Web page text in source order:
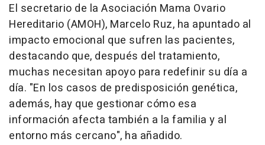
El secretario de la Asociación Mama Ovario
Hereditario (AMOH), Marcelo Ruz, ha apuntado al
impacto emocional que sufren las pacientes,
destacando que, después del tratamiento,
muchas necesitan apoyo para redefinir su día a
día. "En los casos de predisposición genética,
además, hay que gestionar cómo esa
información afecta también a la familia y al
entorno más cercano", ha añadido.